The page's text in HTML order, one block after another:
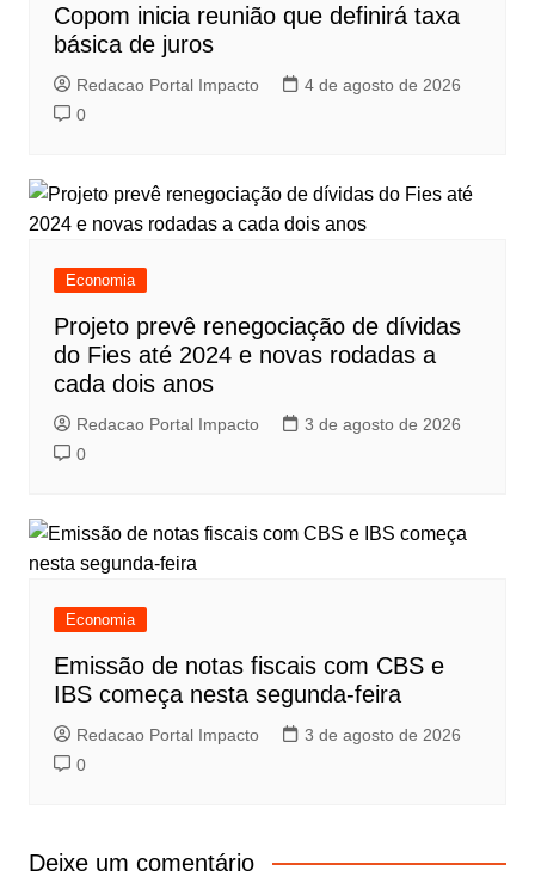
Copom inicia reunião que definirá taxa
básica de juros
Redacao Portal Impacto
4 de agosto de 2026
0
Economia
Projeto prevê renegociação de dívidas
do Fies até 2024 e novas rodadas a
cada dois anos
Redacao Portal Impacto
3 de agosto de 2026
0
Economia
Emissão de notas fiscais com CBS e
IBS começa nesta segunda-feira
Redacao Portal Impacto
3 de agosto de 2026
0
Deixe um comentário